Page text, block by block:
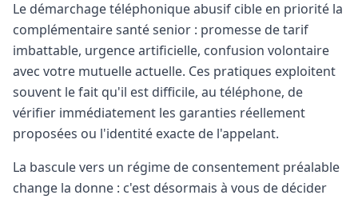
Le démarchage téléphonique abusif cible en priorité la
complémentaire santé senior : promesse de tarif
imbattable, urgence artificielle, confusion volontaire
avec votre mutuelle actuelle. Ces pratiques exploitent
souvent le fait qu'il est difficile, au téléphone, de
vérifier immédiatement les garanties réellement
proposées ou l'identité exacte de l'appelant.
La bascule vers un régime de consentement préalable
change la donne : c'est désormais à vous de décider